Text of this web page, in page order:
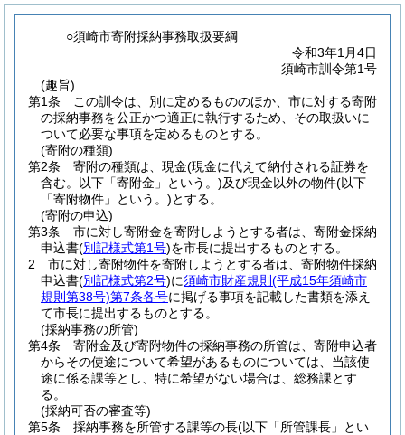
○須崎市寄附採納事務取扱要綱
令和3年1月4日
須崎市訓令第1号
(趣旨)
第1条
この訓令は、別に定めるもののほか、市に対する寄附
の採納事務を公正かつ適正に執行するため、その取扱いに
ついて必要な事項を定めるものとする。
(寄附の種類)
第2条
寄附の種類は、現金(現金に代えて納付される証券を
含む。以下「寄附金」という。)及び現金以外の物件(以下
「寄附物件」という。)とする。
(寄附の申込)
第3条
市に対し寄附金を寄附しようとする者は、寄附金採納
申込書(別記様式第1号)を市長に提出するものとする。
2
市に対し寄附物件を寄附しようとする者は、寄附物件採納
申込書(別記様式第2号)に須崎市財産規則 (平成15年須崎市
規則第38号)第7条各号に掲げる事項を記載した書類を添え
て市長に提出するものとする。
(採納事務の所管)
第4条
寄附金及び寄附物件の採納事務の所管は、寄附申込者
からその使途について希望があるものについては、当該使
途に係る課等とし、特に希望がない場合は、総務課とす
る。
(採納可否の審査等)
第5条
採納事務を所管する課等の長(以下「所管課長」とい